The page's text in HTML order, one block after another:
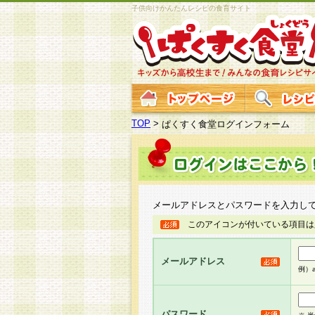
子供向けかんたんレシピの食育サイト
TOP >ぱくすく食堂ログインフォーム
メールアドレスとパスワードを入力し
このアイコンが付いている項目
メールアドレス
例）